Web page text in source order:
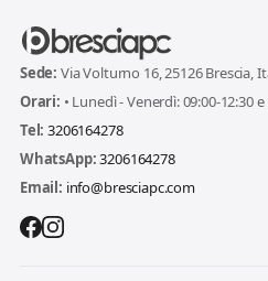
Sede: Via Volturno 16, 25126 Brescia,
Orari: • Lunedì - Venerdì: 09:00-12:30
Tel: 3206164278
WhatsApp:3206164278
Email: info@bresciapc.com